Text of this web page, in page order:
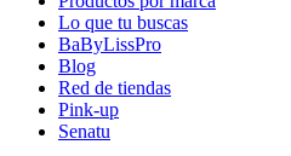
Lo que tu buscas
BaByLissPro
Blog
Red de tiendas
Pink-up
Senatu